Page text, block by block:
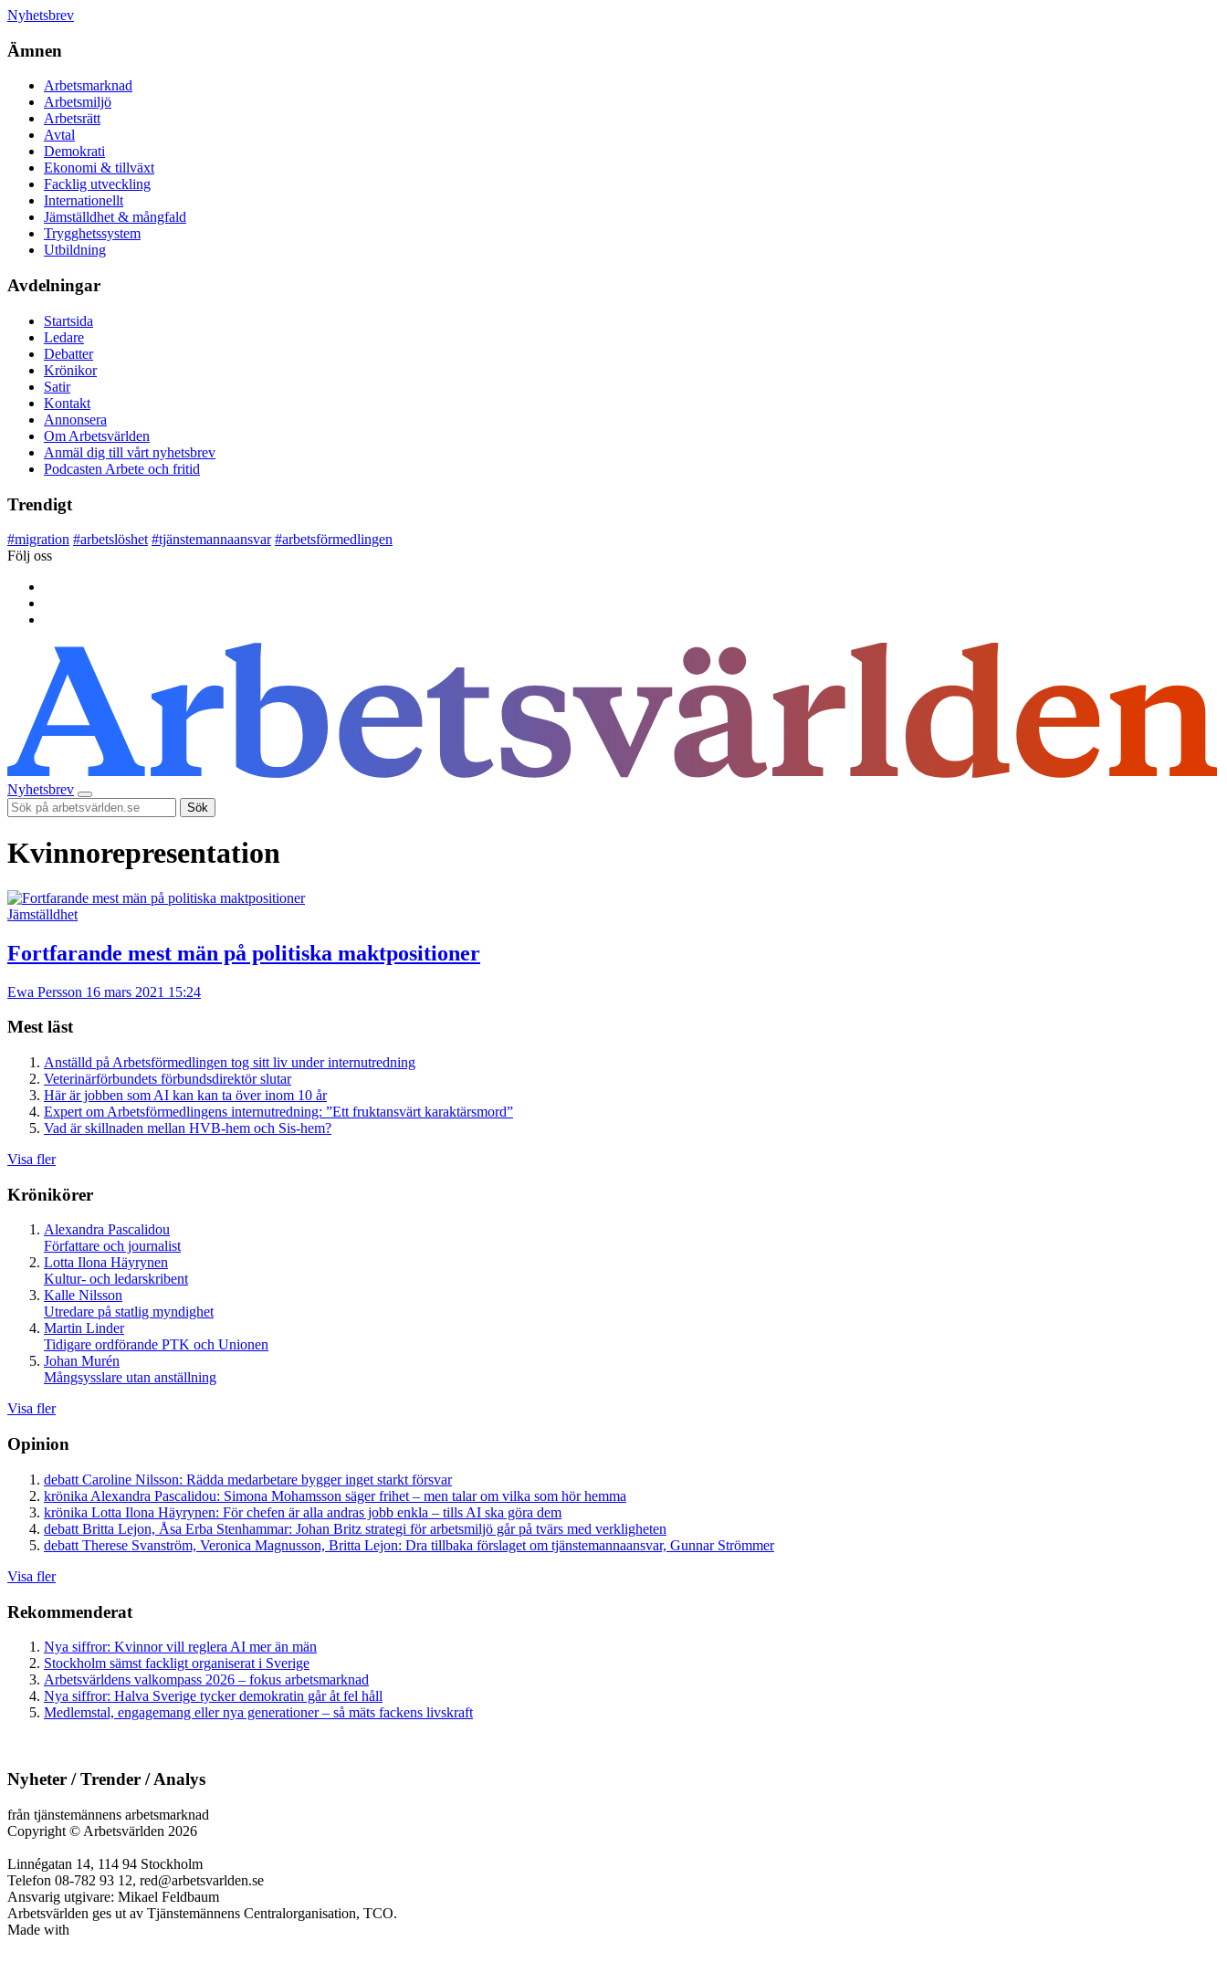
Nyhetsbrev
Ämnen
Arbetsmarknad
Arbetsmiljö
Arbetsrätt
Avtal
Demokrati
Ekonomi & tillväxt
Facklig utveckling
Internationellt
Jämställdhet & mångfald
Trygghetssystem
Utbildning
Avdelningar
Startsida
Ledare
Debatter
Krönikor
Satir
Kontakt
Annonsera
Om Arbetsvärlden
Anmäl dig till vårt nyhetsbrev
Podcasten Arbete och fritid
Trendigt
#migration #arbetslöshet #tjänstemannaansvar #arbetsförmedlingen
Följ oss
Nyhetsbrev
Sök
Kvinnorepresentation
Jämställdhet
Fortfarande mest män på politiska maktpositioner
Ewa Persson 16 mars 2021 15:24
Mest läst
Anställd på Arbetsförmedlingen tog sitt liv under internutredning
Veterinärförbundets förbundsdirektör slutar
Här är jobben som AI kan kan ta över inom 10 år
Expert om Arbetsförmedlingens internutredning: ”Ett fruktansvärt karaktärsmord”
Vad är skillnaden mellan HVB-hem och Sis-hem?
Visa fler
Krönikörer
Alexandra Pascalidou
Författare och journalist
Lotta Ilona Häyrynen
Kultur- och ledarskribent
Kalle Nilsson
Utredare på statlig myndighet
Martin Linder
Tidigare ordförande PTK och Unionen
Johan Murén
Mångsysslare utan anställning
Visa fler
Opinion
debatt Caroline Nilsson: Rädda medarbetare bygger inget starkt försvar
krönika Alexandra Pascalidou: Simona Mohamsson säger frihet – men talar om vilka som hör hemma
krönika Lotta Ilona Häyrynen: För chefen är alla andras jobb enkla – tills AI ska göra dem
debatt Britta Lejon, Åsa Erba Stenhammar: Johan Britz strategi för arbetsmiljö går på tvärs med verkligheten
debatt Therese Svanström, Veronica Magnusson, Britta Lejon: Dra tillbaka förslaget om tjänstemannaansvar, Gunnar Strömmer
Visa fler
Rekommenderat
Nya siffror: Kvinnor vill reglera AI mer än män
Stockholm sämst fackligt organiserat i Sverige
Arbetsvärldens valkompass 2026 – fokus arbetsmarknad
Nya siffror: Halva Sverige tycker demokratin går åt fel håll
Medlemstal, engagemang eller nya generationer – så mäts fackens livskraft
Nyheter / Trender / Analys
från tjänstemännens arbetsmarknad
Copyright © Arbetsvärlden 2026
Linnégatan 14, 114 94 Stockholm
Telefon 08-782 93 12, red@arbetsvarlden.se
Ansvarig utgivare: Mikael Feldbaum
Arbetsvärlden ges ut av Tjänstemännens Centralorganisation, TCO.
Made with